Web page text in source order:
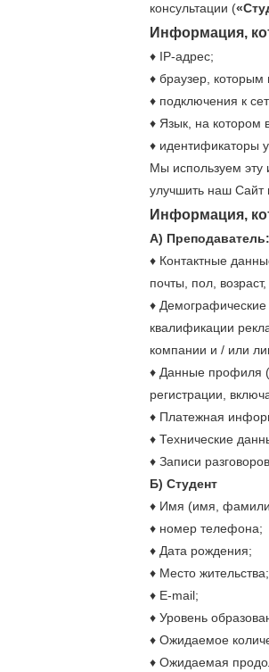
консультации (
Информация,
♦ IP-адрес;
♦ браузер, которым
♦ подключения к
♦ Язык, на котором
♦ идентификаторы
Мы используем эту
улучшить наш Сайт
Информация,
А) Преподаватель:
♦ Контактные
почты, пол,
♦
квалификации
компании и / или
♦ Данные профиля
регистрации,
♦ Платежная
♦ Технические
♦ Записи
Б) Студент
♦ Имя (имя,
♦ номер телефона;
♦ Дата рождения;
♦ Место жительства;
♦ E-mail;
♦ Уровень
♦ Ожидаемое
♦ Ожидаемая